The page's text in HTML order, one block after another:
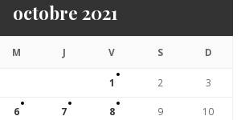
octobre 2021
M J V S D
1 2 3
6 7 8 9 10